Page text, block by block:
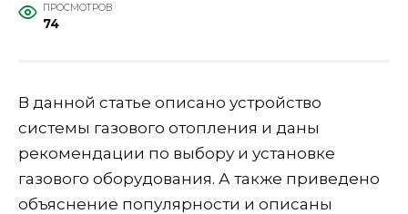
ПРОСМОТРОВ
74
В данной статье описано устройство
системы газового отопления и даны
рекомендации по выбору и установке
газового оборудования. А также приведено
объяснение популярности и описаны